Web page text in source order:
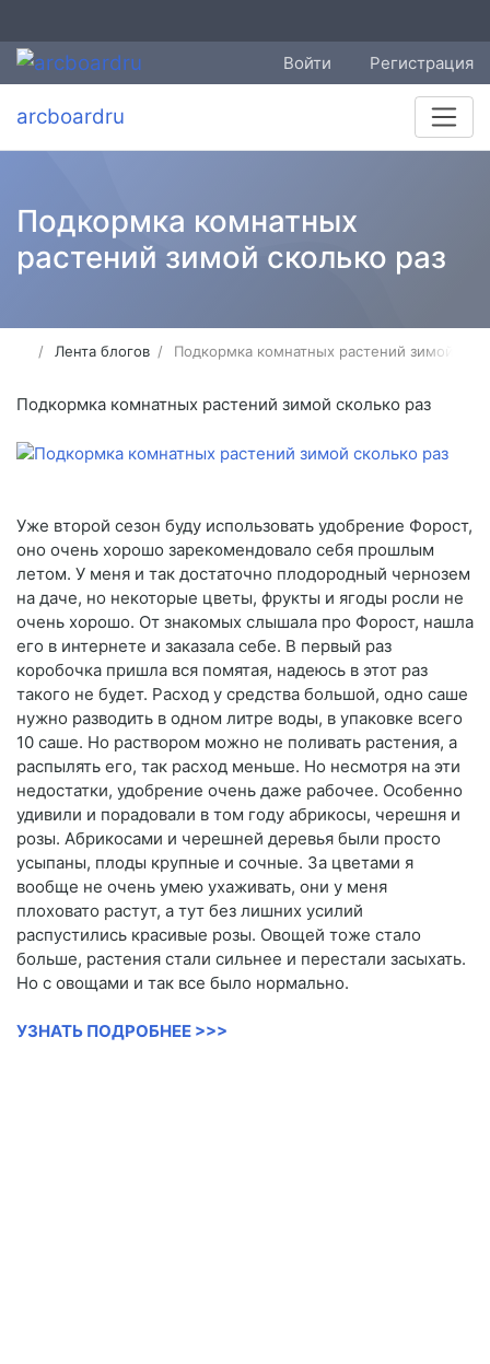
Войти Регистрация
arcboardru
Подкормка комнатных
растений зимой сколько раз
Лента блогов Подкормка комнатных растений зимой
Подкормка комнатных растений зимой сколько раз
Уже второй сезон буду использовать удобрение Форост,
оно очень хорошо зарекомендовало себя прошлым
летом. У меня и так достаточно плодородный чернозем
на даче, но некоторые цветы, фрукты и ягоды росли не
очень хорошо. От знакомых слышала про Форост, нашла
его в интернете и заказала себе. В первый раз
коробочка пришла вся помятая, надеюсь в этот раз
такого не будет. Расход у средства большой, одно саше
нужно разводить в одном литре воды, в упаковке всего
10 саше. Но раствором можно не поливать растения, а
распылять его, так расход меньше. Но несмотря на эти
недостатки, удобрение очень даже рабочее. Особенно
удивили и порадовали в том году абрикосы, черешня и
розы. Абрикосами и черешней деревья были просто
усыпаны, плоды крупные и сочные. За цветами я
вообще не очень умею ухаживать, они у меня
плоховато растут, а тут без лишних усилий
распустились красивые розы. Овощей тоже стало
больше, растения стали сильнее и перестали засыхать.
Но с овощами и так все было нормально.
УЗНАТЬ ПОДРОБНЕЕ >>>